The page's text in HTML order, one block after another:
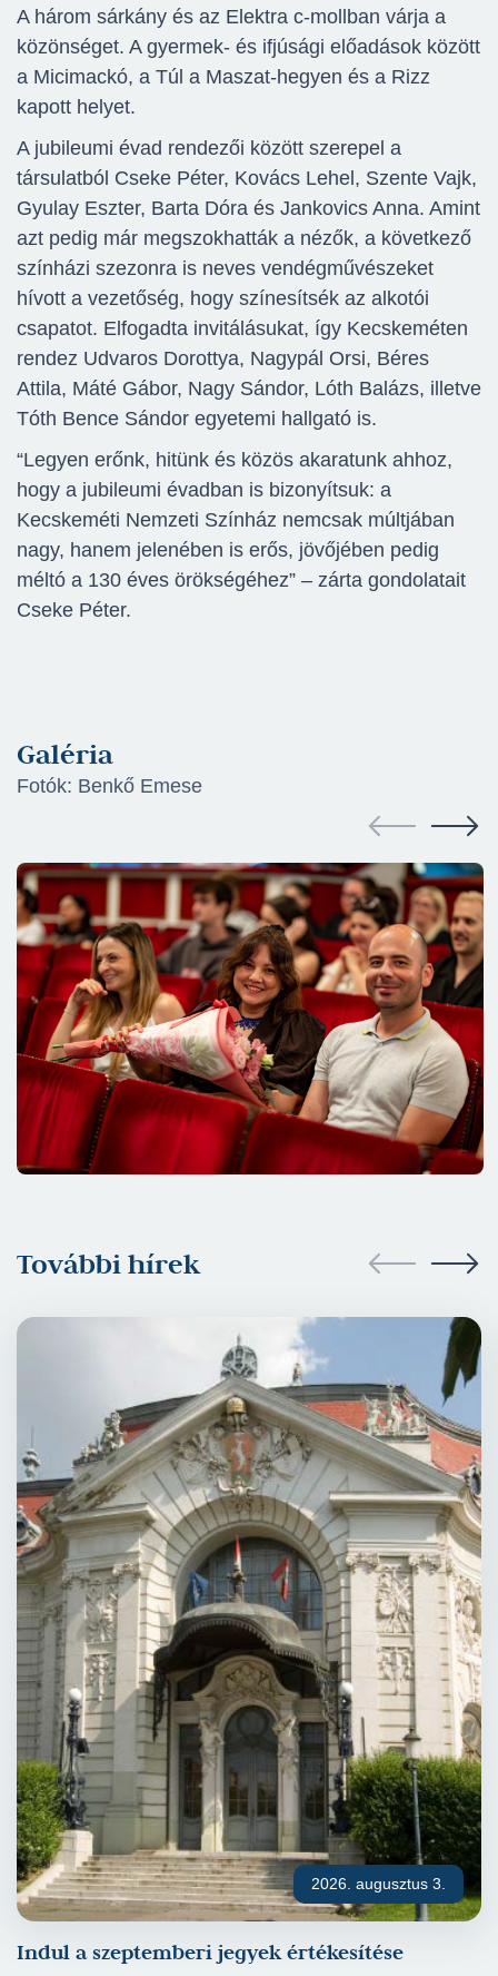
A három sárkány és az Elektra c-mollban várja a
közönséget. A gyermek- és ifjúsági előadások között
a Micimackó, a Túl a Maszat-hegyen és a Rizz
kapott helyet.
A jubileumi évad rendezői között szerepel a
társulatból Cseke Péter, Kovács Lehel, Szente Vajk,
Gyulay Eszter, Barta Dóra és Jankovics Anna. Amint
azt pedig már megszokhatták a nézők, a következő
színházi szezonra is neves vendégművészeket
hívott a vezetőség, hogy színesítsék az alkotói
csapatot. Elfogadta invitálásukat, így Kecskeméten
rendez Udvaros Dorottya, Nagypál Orsi, Béres
Attila, Máté Gábor, Nagy Sándor, Lóth Balázs, illetve
Tóth Bence Sándor egyetemi hallgató is.
“Legyen erőnk, hitünk és közös akaratunk ahhoz,
hogy a jubileumi évadban is bizonyítsuk: a
Kecskeméti Nemzeti Színház nemcsak múltjában
nagy, hanem jelenében is erős, jövőjében pedig
méltó a 130 éves örökségéhez” – zárta gondolatait
Cseke Péter.
Galéria
Fotók: Benkő Emese
További hírek
2026. augusztus 3.
Indul a szeptemberi jegyek értékesítése